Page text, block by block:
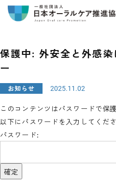
保護中: 外安全と外感
ー
お知らせ 2025.11.02
このコンテンツはパスワードで保
以下にパスワードを入力してくださ
パスワード: